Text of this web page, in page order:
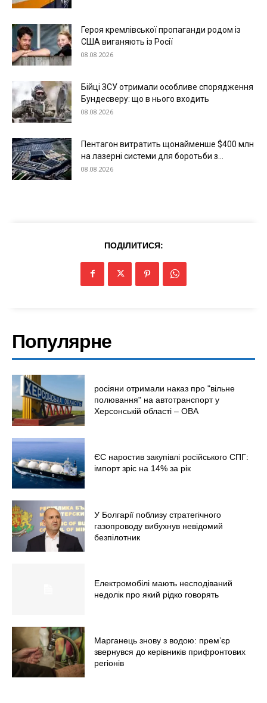
Україна
Економіка
Політика
Світ
Технології
Війна
Героя кремлівської пропаганди родом із
США виганяють із Росії
08.08.2026
Бійці ЗСУ отримали особливе спорядження
Бундесверу: що в нього входить
08.08.2026
Пентагон витратить щонайменше $400 млн
на лазерні системи для боротьби з...
08.08.2026
ПОДІЛИТИСЯ:
Популярне
росіяни отримали наказ про "вільне
полювання" на автотранспорт у
Херсонській області – ОВА
ЄС наростив закупівлі російського СПГ:
імпорт зріс на 14% за рік
У Болгарії поблизу стратегічного
газопроводу вибухнув невідомий
безпілотник
Електромобілі мають несподіваний
недолік про який рідко говорять
Марганець знову з водою: прем’єр
звернувся до керівників прифронтових
регіонів